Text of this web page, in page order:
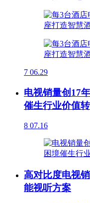
7 06.29
电视销量创17
催生行业价值
8 07.16
高对比度电视
能视听方案